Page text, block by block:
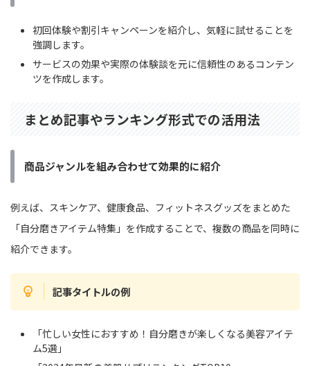
初回体験や割引キャンペーンを紹介し、気軽に試せることを
強調します。
サービスの効果や実際の体験談を元に信頼性のあるコンテン
ツを作成します。
まとめ記事やランキング形式での活用法
商品ジャンルを組み合わせて効果的に紹介
例えば、スキンケア、健康食品、フィットネスグッズをまとめた
「自分磨きアイテム特集」を作成することで、複数の商品を同時に
紹介できます。
記事タイトルの例
「忙しい女性におすすめ！自分磨きが楽しくなる美容アイテ
ム5選」